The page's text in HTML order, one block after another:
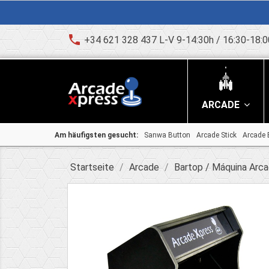
phone +34 621 328 437 L-V 9-14:30h / 16:30-
ARCADE
Am häufigsten gesucht: Sanwa Button Arcade Stick Arcade
Startseite Arcade Bartop / Máquina